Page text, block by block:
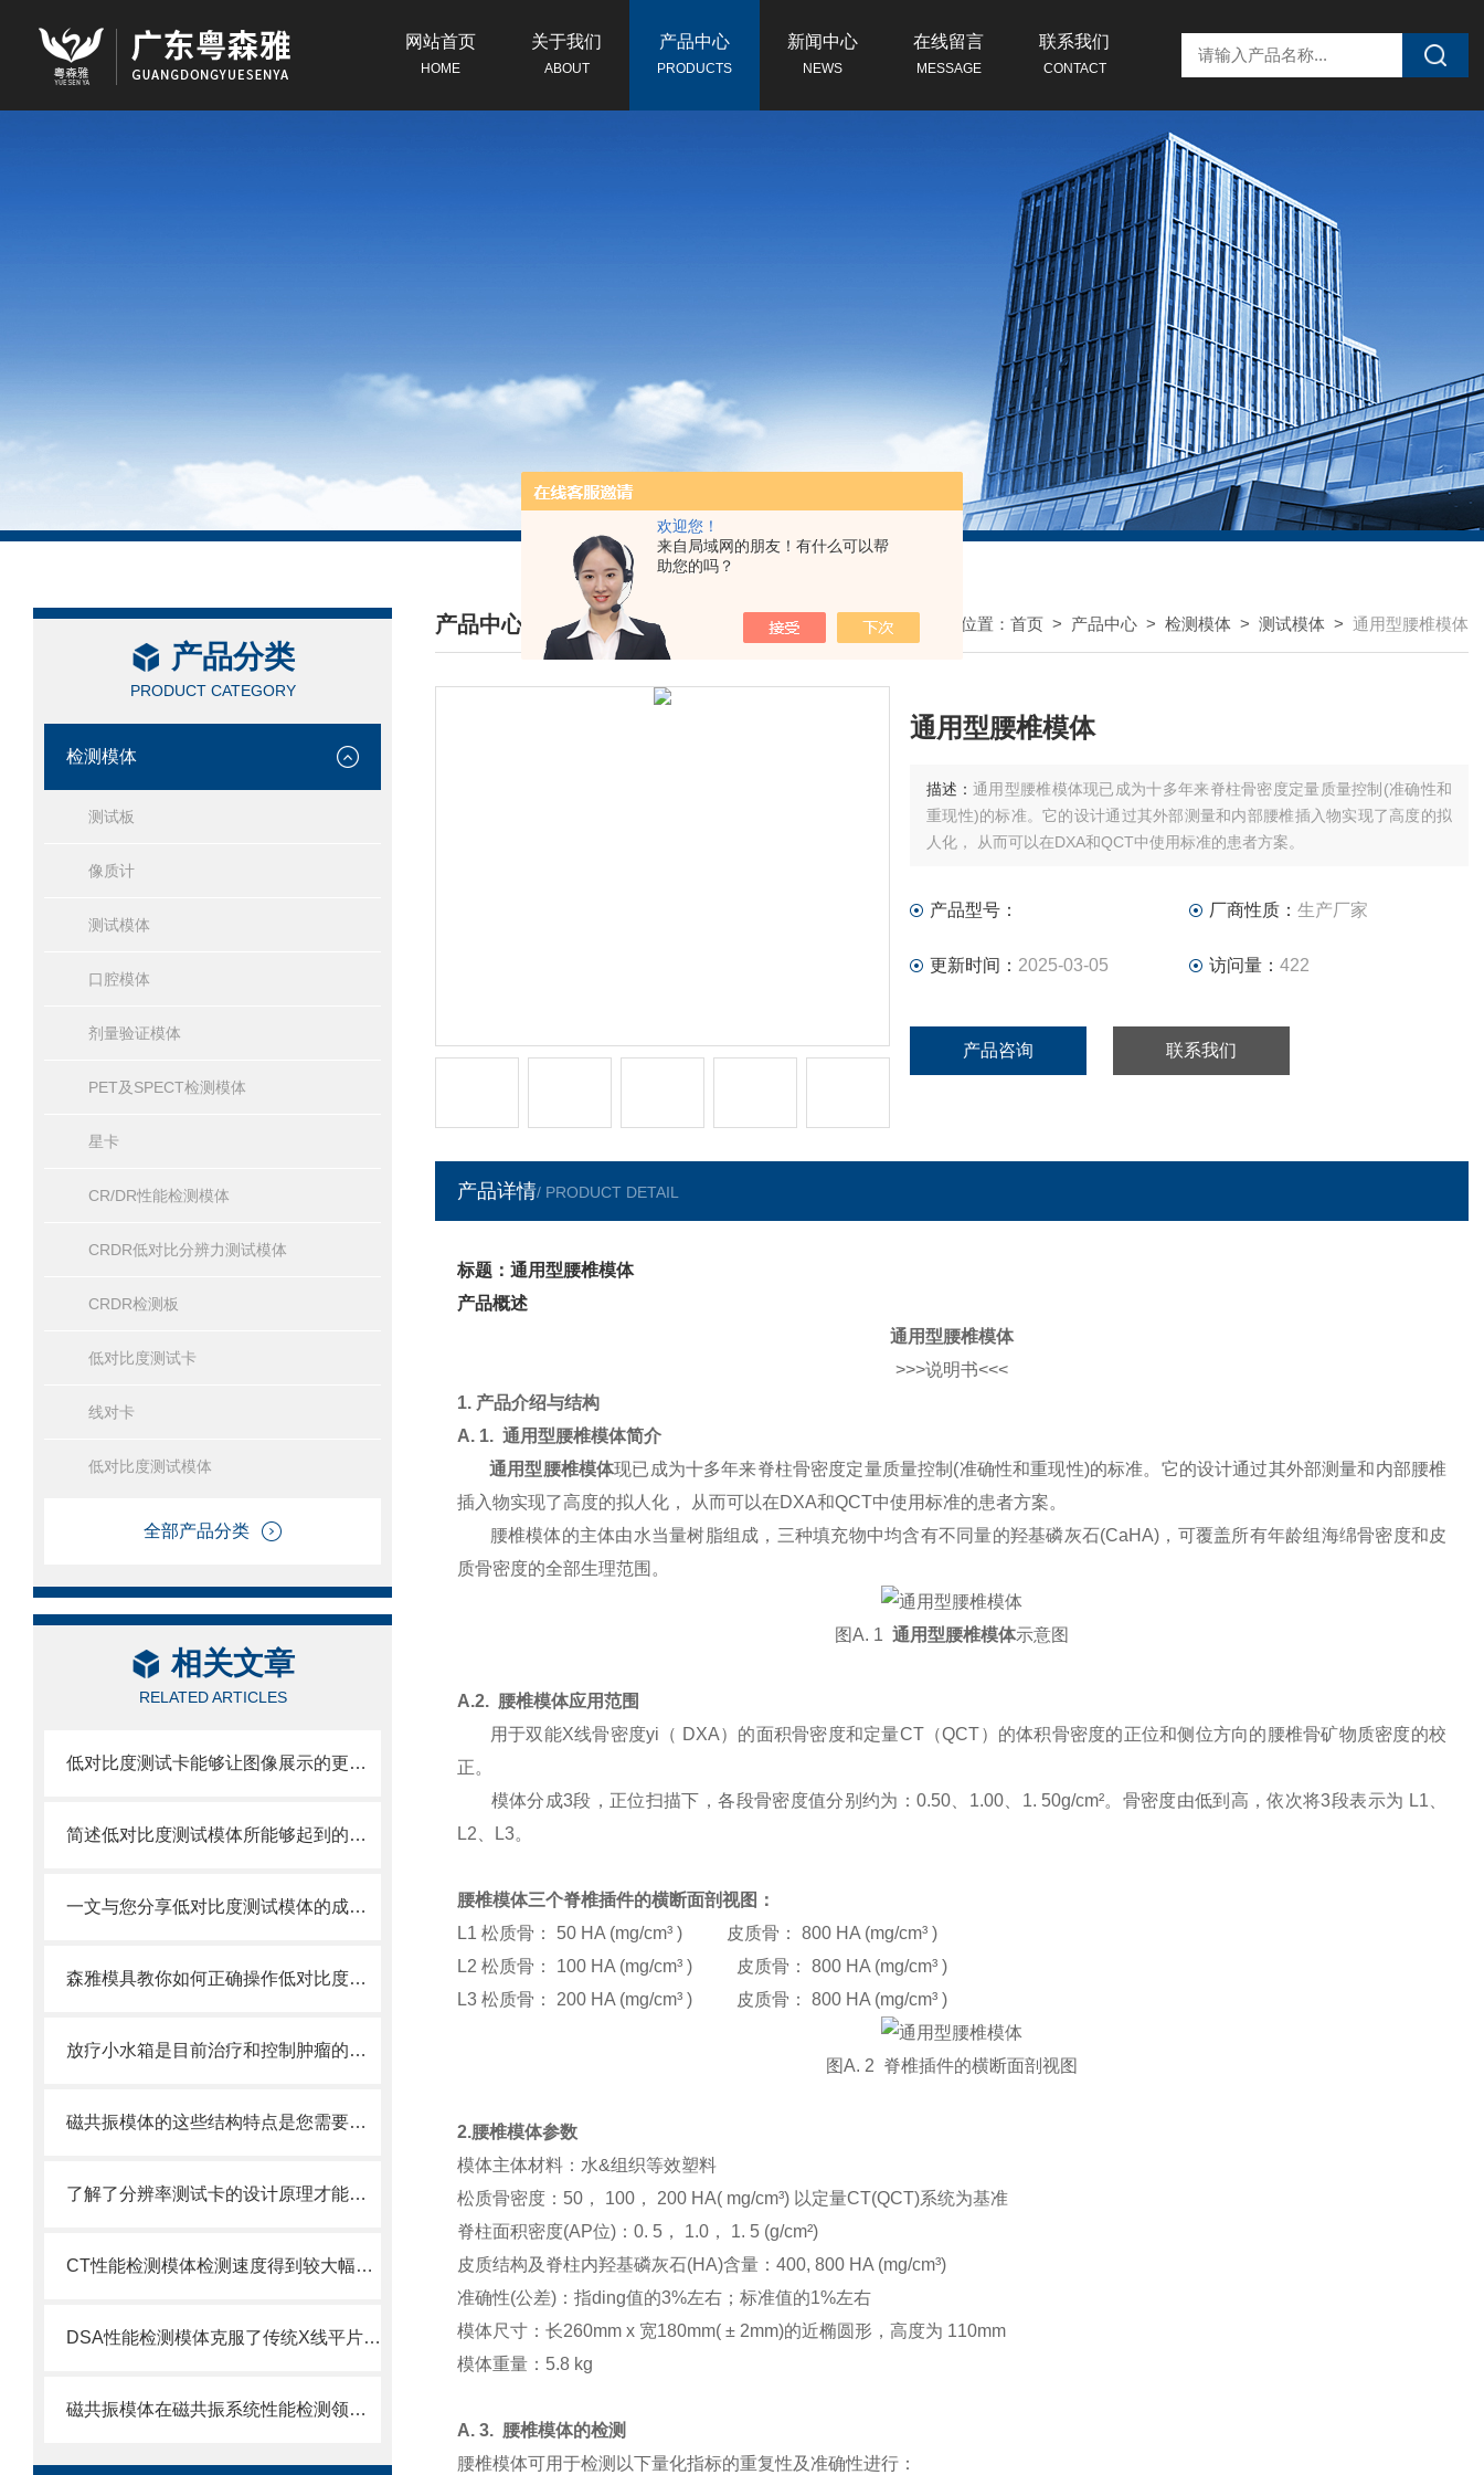
欢迎您！
来自局域网的朋友！有什么可以帮
助您的吗？
网站首页
HOME
关于我们
ABOUT
产品中心
PRODUCTS
新闻中心
NEWS
在线留言
MESSAGE
联系我们
CONTACT
产品分类
PRODUCT CATEGORY
检测模体
测试板
像质计
测试模体
口腔模体
剂量验证模体
PET及SPECT检测模体
星卡
CR/DR性能检测模体
CRDR低对比分辨力测试模体
CRDR检测板
低对比度测试卡
线对卡
低对比度测试模体
全部产品分类
相关文章
RELATED ARTICLES
低对比度测试卡能够让图像展示的更加细腻
简述低对比度测试模体所能够起到的作用
一文与您分享低对比度测试模体的成像原理
森雅模具教你如何正确操作低对比度测试模体
放疗小水箱是目前治疗和控制肿瘤的主要方法之一
磁共振模体的这些结构特点是您需要了解的
了解了分辨率测试卡的设计原理才能更好的使用它
CT性能检测模体检测速度得到较大幅度提升
DSA性能检测模体克服了传统X线平片影像重叠
磁共振模体在磁共振系统性能检测领域中的重要作用
产品中心
/ PRODUCTS CENTER
我的位置： 首页 > 产品中心 > 检测模体 > 测试模体 > 通用型腰椎模体
通用型腰椎模体
描述： 通用型腰椎模体现已成为十多年来脊柱骨密度定量质量控制(准确性和
重现性)的标准。它的设计通过其外部测量和内部腰椎插入物实现了高度的拟
人化， 从而可以在DXA和QCT中使用标准的患者方案。
产品型号： 厂商性质： 生产厂家
更新时间： 2025-03-05 访问量： 422
产品咨询 联系我们
产品详情/ PRODUCT DETAIL
标题：通用型腰椎模体
产品概述
通用型腰椎模体
>>>说明书<<<
1. 产品介绍与结构
A. 1. 通用型腰椎模体简介
通用型腰椎模体现已成为十多年来脊柱骨密度定量质量控制(准确性和重现性)的标准。它的设计通过其外部测量和内部腰椎
插入物实现了高度的拟人化， 从而可以在DXA和QCT中使用标准的患者方案。
腰椎模体的主体由水当量树脂组成，三种填充物中均含有不同量的羟基磷灰石(CaHA)，可覆盖所有年龄组海绵骨密度和皮
质骨密度的全部生理范围。
图A. 1 通用型腰椎模体示意图
A.2. 腰椎模体应用范围
用于双能X线骨密度yi（ DXA）的面积骨密度和定量CT（QCT）的体积骨密度的正位和侧位方向的腰椎骨矿物质密度的校
正。
模体分成3段，正位扫描下，各段骨密度值分别约为：0.50、1.00、1. 50g/cm²。骨密度由低到高，依次将3段表示为 L1、
L2、L3。
腰椎模体三个脊椎插件的横断面剖视图：
L1 松质骨： 50 HA (mg/cm³ ) 皮质骨： 800 HA (mg/cm³ )
L2 松质骨： 100 HA (mg/cm³ ) 皮质骨： 800 HA (mg/cm³ )
L3 松质骨： 200 HA (mg/cm³ ) 皮质骨： 800 HA (mg/cm³ )
图A. 2 脊椎插件的横断面剖视图
2.腰椎模体参数
模体主体材料：水&组织等效塑料
松质骨密度：50， 100， 200 HA( mg/cm³) 以定量CT(QCT)系统为基准
脊柱面积密度(AP位)：0. 5， 1.0， 1. 5 (g/cm²)
皮质结构及脊柱内羟基磷灰石(HA)含量：400, 800 HA (mg/cm³)
准确性(公差)：指ding值的3%左右；标准值的1%左右
模体尺寸：长260mm x 宽180mm( ± 2mm)的近椭圆形，高度为 110mm
模体重量：5.8 kg
A. 3. 腰椎模体的检测
腰椎模体可用于检测以下量化指标的重复性及准确性进行：